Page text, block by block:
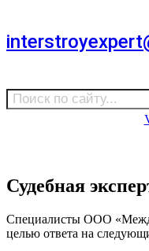
Судебная
Специалисты ООО
целью ответа на